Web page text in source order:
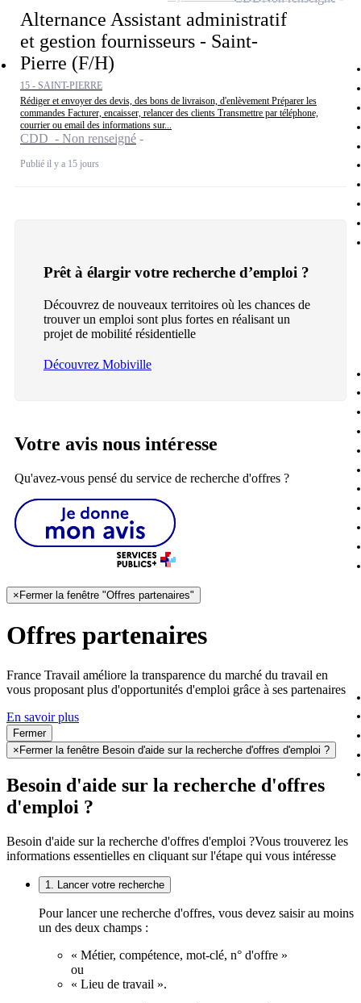
Alternance Assistant administratif
et gestion fournisseurs - Saint-
Pierre (F/H)
15 - SAINT-PIERRE
Rédiger et envoyer des devis, des bons de livraison, d'enlèvement Préparer les
commandes Facturer, encaisser, relancer des clients Transmettre par téléphone,
courrier ou email des informations sur...
CDD - Non renseigné
Publié il y a 15 jours
Prêt à élargir votre recherche d’emploi ?
Découvrez de nouveaux territoires où les chances de
trouver un emploi sont plus fortes en réalisant un
projet de mobilité résidentielle
Découvrez Mobiville
Votre avis nous intéresse
Qu'avez-vous pensé du service de recherche d'offres ?
× Fermer la fenêtre "Offres partenaires"
Offres partenaires
France Travail améliore la transparence du marché du travail en
vous proposant plus d'opportunités d'emploi grâce à ses partenaires
En savoir plus
Fermer
× Fermer la fenêtre Besoin d'aide sur la recherche d'offres d'emploi ?
Besoin d'aide sur la recherche d'offres
d'emploi ?
Besoin d'aide sur la recherche d'offres d'emploi ?Vous trouverez les
informations essentielles en cliquant sur l'étape qui vous intéresse
1. Lancer votre recherche
Pour lancer une recherche d'offres, vous devez saisir au moins
un des deux champs :
« Métier, compétence, mot-clé, n° d'offre »
ou
« Lieu de travail ».